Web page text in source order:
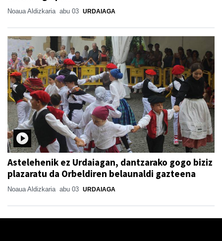
Noaua Aldizkaria abu 03 URDAIAGA
Astelehenik ez Urdaiagan, dantzarako gogo biziz
plazaratu da Orbeldiren belaunaldi gazteena
Noaua Aldizkaria abu 03 URDAIAGA